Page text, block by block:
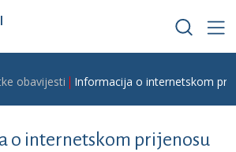
obavijesti Informacija o internetskom
o internetskom prijenosu